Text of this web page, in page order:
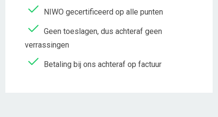
NIWO gecertificeerd op alle punten
Geen toeslagen, dus achteraf geen
verrassingen
Betaling bij ons achteraf op factuur